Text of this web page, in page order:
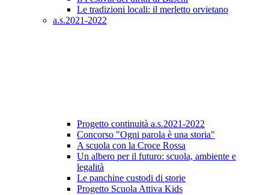
Le tradizioni locali: il merletto orvietano
a.s.2021-2022
Progetto continuità a.s.2021-2022
Concorso "Ogni parola è una storia"
A scuola con la Croce Rossa
Un albero per il futuro: scuola, ambiente e
legalità
Le panchine custodi di storie
Progetto Scuola Attiva Kids